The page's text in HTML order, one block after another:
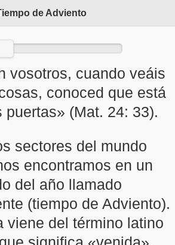
de Adviento
vosotros, cuando veáis
conoced que está
puertas» (Mat. 24: 33).
sectores del mundo
encontramos en un
del año llamado
(tiempo de Adviento).
viene del término latino